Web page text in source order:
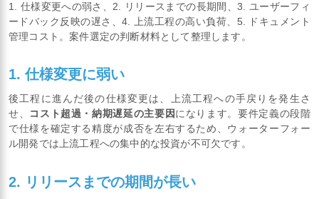
1. 仕様変更への弱さ、2. リリースまでの長期間、3. ユーザーフィ
ードバック反映の遅さ、4. 上流工程の高い負荷、5. ドキュメント
管理コスト。案件選定の判断材料として整理します。
1. 仕様変更に弱い
後工程に進んだ後の仕様変更は、上流工程への手戻りを発生さ
せ、
コスト超過・納期遅延の主要因になります。要件定義の段階
で仕様を確定する精度が成否を左右するため、ウォーターフォー
ル開発では上流工程への集中的な投資が不可欠です。
2. リリースまでの期間が長い